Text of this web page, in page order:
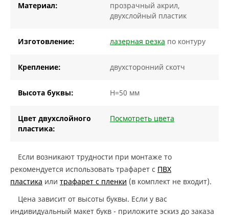
Материал:
прозрачный акрил,
двухслойный пластик
Изготовление: лазерная резка по контуру
Крепление: двухсторонний скотч
Высота буквы: H=50 мм
Цвет двухслойного
пластика:
Посмотреть цвета
Если возникают трудности при монтаже то
рекомендуется использовать трафарет с ПВХ
пластика или трафарет с пленки (в комплект не входит).
Цена зависит от высоты буквы. Если у вас
индивидуальный макет букв - приложите эскиз до заказа